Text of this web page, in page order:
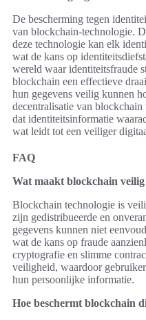
De bescherming tegen
van blockchain-technologie.
deze technologie kan elk
wat de kans op
wereld waar identiteitsfraude
blockchain een effectieve
hun gegevens veilig kunnen
decentralisatie van
dat identiteitsinformatie
wat leidt tot een veiliger
FAQ
Wat maakt blockchain
Blockchain technologie is
zijn gedistribueerde en
gegevens kunnen niet
wat de kans op fraude
cryptografie en slimme
veiligheid, waardoor
hun persoonlijke informatie.
Hoe beschermt blockchain